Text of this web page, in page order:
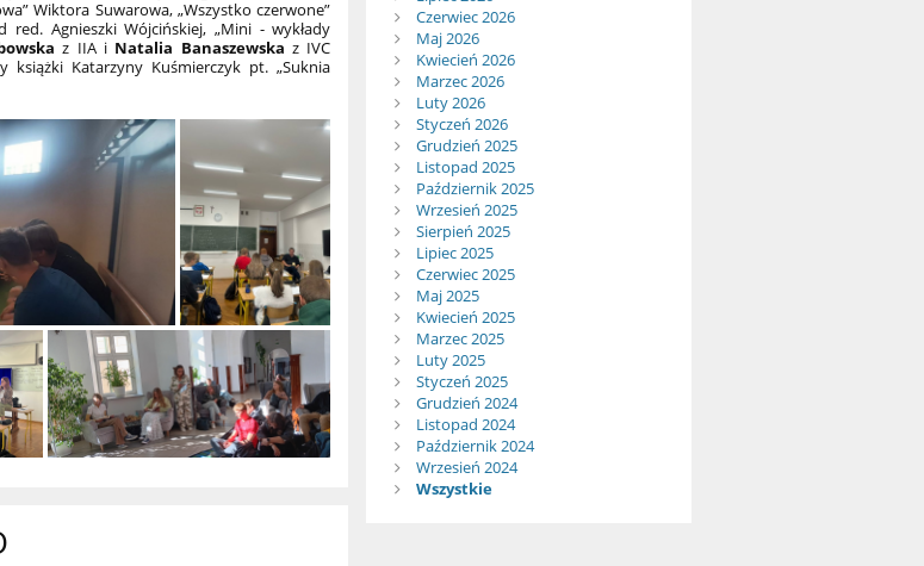
Wiktora Suwarowa, „Wszystko czerwone”
red. Agnieszki Wójcińskiej, „Mini - wykłady
z IIA i Natalia Banaszewska z IVC
Katarzyny Kuśmierczyk pt. „Suknia
Czerwiec 2026
Maj 2026
Kwiecień 2026
Marzec 2026
Luty 2026
Styczeń 2026
Grudzień 2025
Listopad 2025
Październik 2025
Wrzesień 2025
Sierpień 2025
Lipiec 2025
Czerwiec 2025
Maj 2025
Kwiecień 2025
Marzec 2025
Luty 2025
Styczeń 2025
Grudzień 2024
Listopad 2024
Październik 2024
Wrzesień 2024
Wszystkie